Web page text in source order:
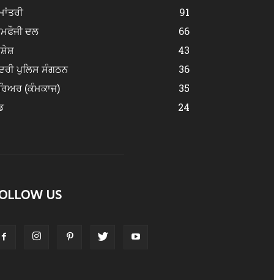
91
ਦਲ
66
43
ਪੁਲਿਸ ਸੰਗਠਨ
36
(ਕੰਮਕਾਜ)
35
24
US